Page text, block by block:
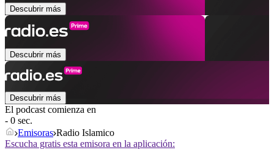
Descubrir más
Descubrir más
Descubrir más
El podcast comienza en
- 0 sec.
Emisoras Radio Islamico
Escucha gratis esta emisora en la aplicación: